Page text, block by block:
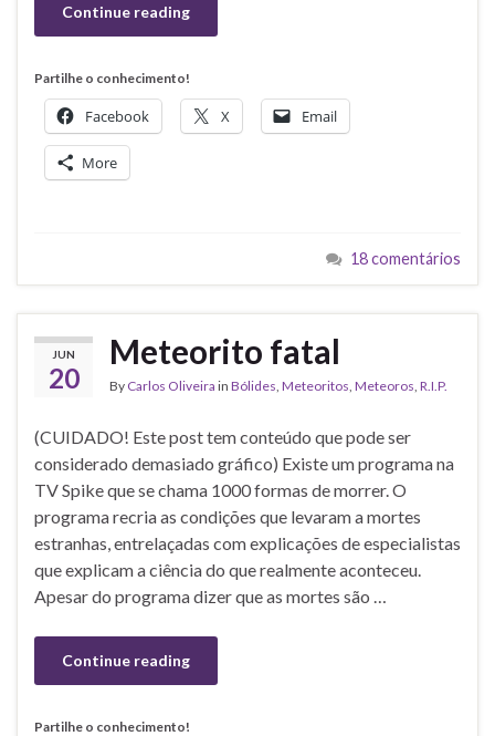
Continue reading
Partilhe o conhecimento!
Facebook X Email
More
18 comentários
JUN
20
Meteorito fatal
By Carlos Oliveira in Bólides Meteoritos Meteoros R.I.P.
(CUIDADO! Este post tem conteúdo que pode ser
considerado demasiado gráfico) Existe um programa na
TV Spike que se chama 1000 formas de morrer. O
programa recria as condições que levaram a mortes
estranhas, entrelaçadas com explicações de especialistas
que explicam a ciência do que realmente aconteceu.
Apesar do programa dizer que as mortes são …
Continue reading
Partilhe o conhecimento!